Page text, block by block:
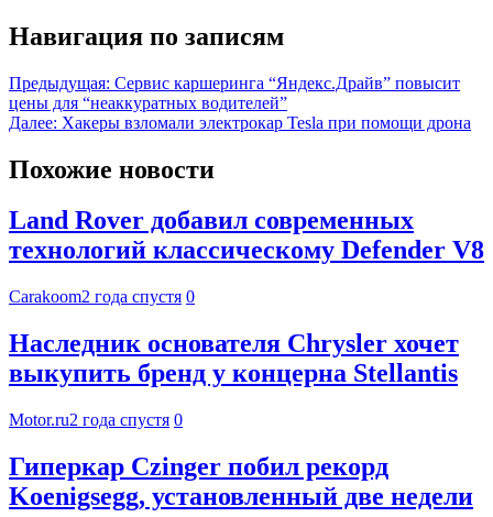
Навигация по записям
Предыдущая: Сервис каршеринга “Яндекс.Драйв” повысит
цены для “неаккуратных водителей”
Далее: Хакеры взломали электрокар Tesla при помощи дрона
Похожие новости
Land Rover добавил современных
технологий классическому Defender V8
Carakoom2 года спустя 0
Наследник основателя Chrysler хочет
выкупить бренд у концерна Stellantis
Motor.ru2 года спустя 0
Гиперкар Czinger побил рекорд
Koenigsegg, установленный две недели